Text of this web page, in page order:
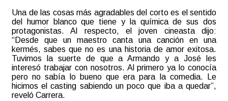
Una de las cosas más agradables del corto es el sentido
del humor blanco que tiene y la química de sus dos
protagonistas. Al respecto, el joven cineasta dijo:
“Desde que un maestro canta una canción en una
kermés, sabes que no es una historia de amor exitosa.
Tuvimos la suerte de que a Armando y a José les
interesó trabajar con nosotros. Al primero ya lo conocía
pero no sabía lo bueno que era para la comedia. Le
hicimos el casting sabiendo un poco que iba a quedar”,
reveló Carrera.